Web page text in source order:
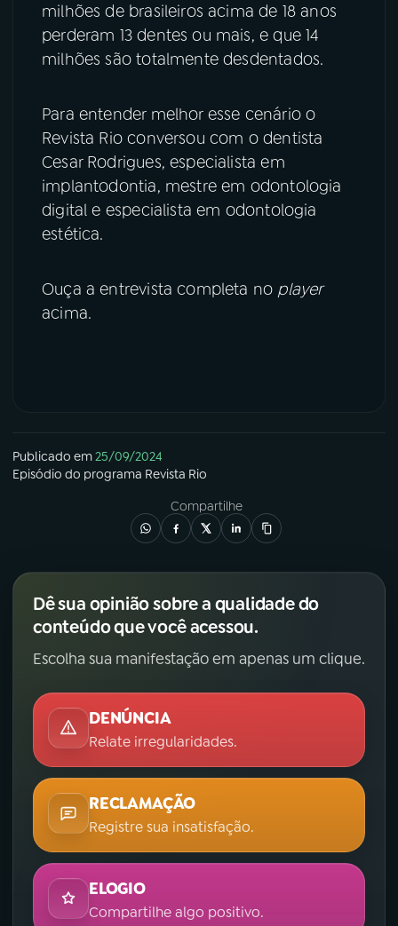
milhões de brasileiros acima de 18 anos
perderam 13 dentes ou mais, e que 14
milhões são totalmente desdentados.
Para entender melhor esse cenário o
Revista Rio conversou com o dentista
Cesar Rodrigues, especialista em
implantodontia, mestre em odontologia
digital e especialista em odontologia
estética.
Ouça a entrevista completa no player
acima.
Publicado em25/09/2024
Episódio do programa Revista Rio
Compartilhe
Dê sua opinião sobre a qualidade do
conteúdo que você acessou.
Escolha sua manifestação em apenas um clique.
DENÚNCIA
Relate irregularidades.
RECLAMAÇÃO
Registre sua insatisfação.
ELOGIO
Compartilhe algo positivo.